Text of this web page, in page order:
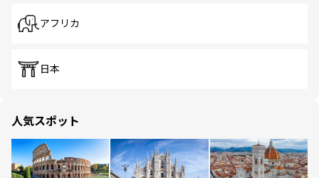
アフリカ
日本
人気スポット